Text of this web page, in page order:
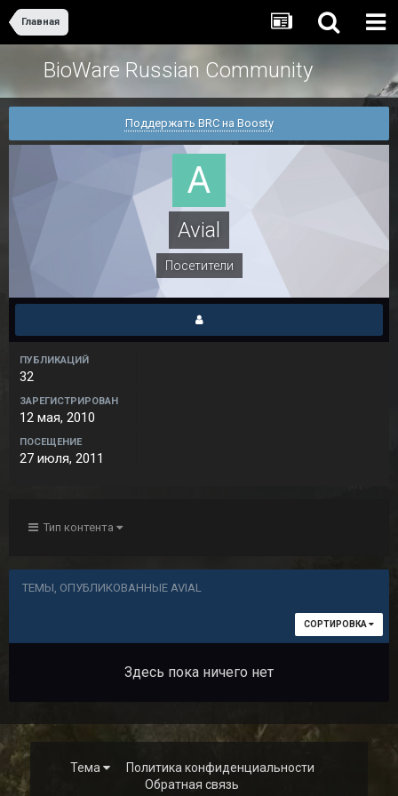
Главная
BioWare Russian Community
Поддержать BRC на Boosty
Avial
Посетители
ПУБЛИКАЦИЙ
32
ЗАРЕГИСТРИРОВАН
12 мая, 2010
ПОСЕЩЕНИЕ
27 июля, 2011
Тип контента
ТЕМЫ, ОПУБЛИКОВАННЫЕ AVIAL
СОРТИРОВКА
Здесь пока ничего нет
Тема
Политика конфиденциальности
Обратная связь